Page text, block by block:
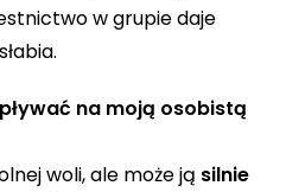
w grupie daje
na moją osobistą
woli, ale może ją silnie